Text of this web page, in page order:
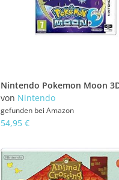
von Nintendo
gefunden bei Amazon
54,95 €